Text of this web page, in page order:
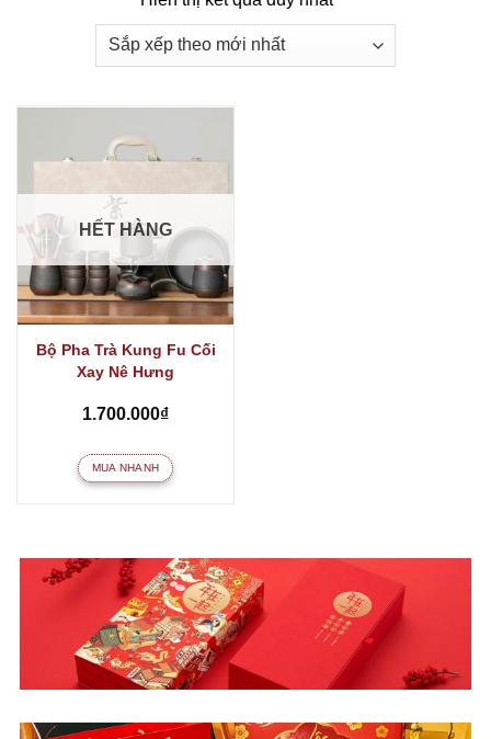
HẾT HÀNG
Bộ Pha Trà Kung Fu Cối
Xay Nê Hưng
1.700.000₫
MUA NHANH